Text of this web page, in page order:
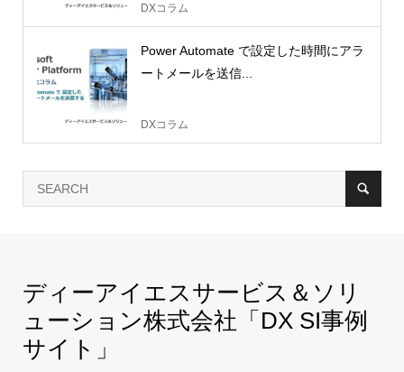
DXコラム
Power Automate で設定した時間にアラ
ートメールを送信...
DXコラム
ディーアイエスサービス＆ソリ
ューション株式会社「DX SI事例
サイト」